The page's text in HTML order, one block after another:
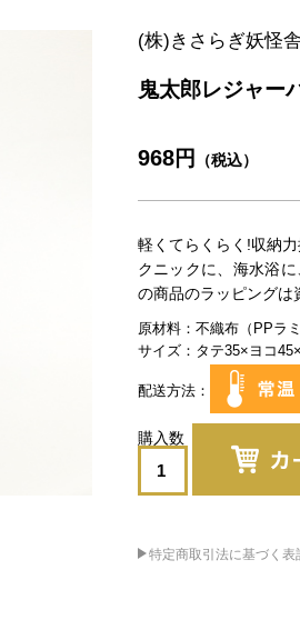
(株)きさらぎ妖怪舎
鬼太郎レジャ
968円
軽くてらくらく!収納
クニックに、海水浴
の商品のラッピングは
原材料
不織布（PPラ
サイズ
タテ35×ヨコ
配送方法
特定商取引法に基づく表